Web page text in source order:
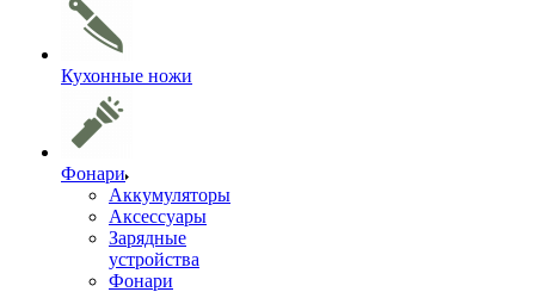
Кухонные ножи
Фонари
Аккумуляторы
Аксессуары
Зарядные
устройства
Фонари